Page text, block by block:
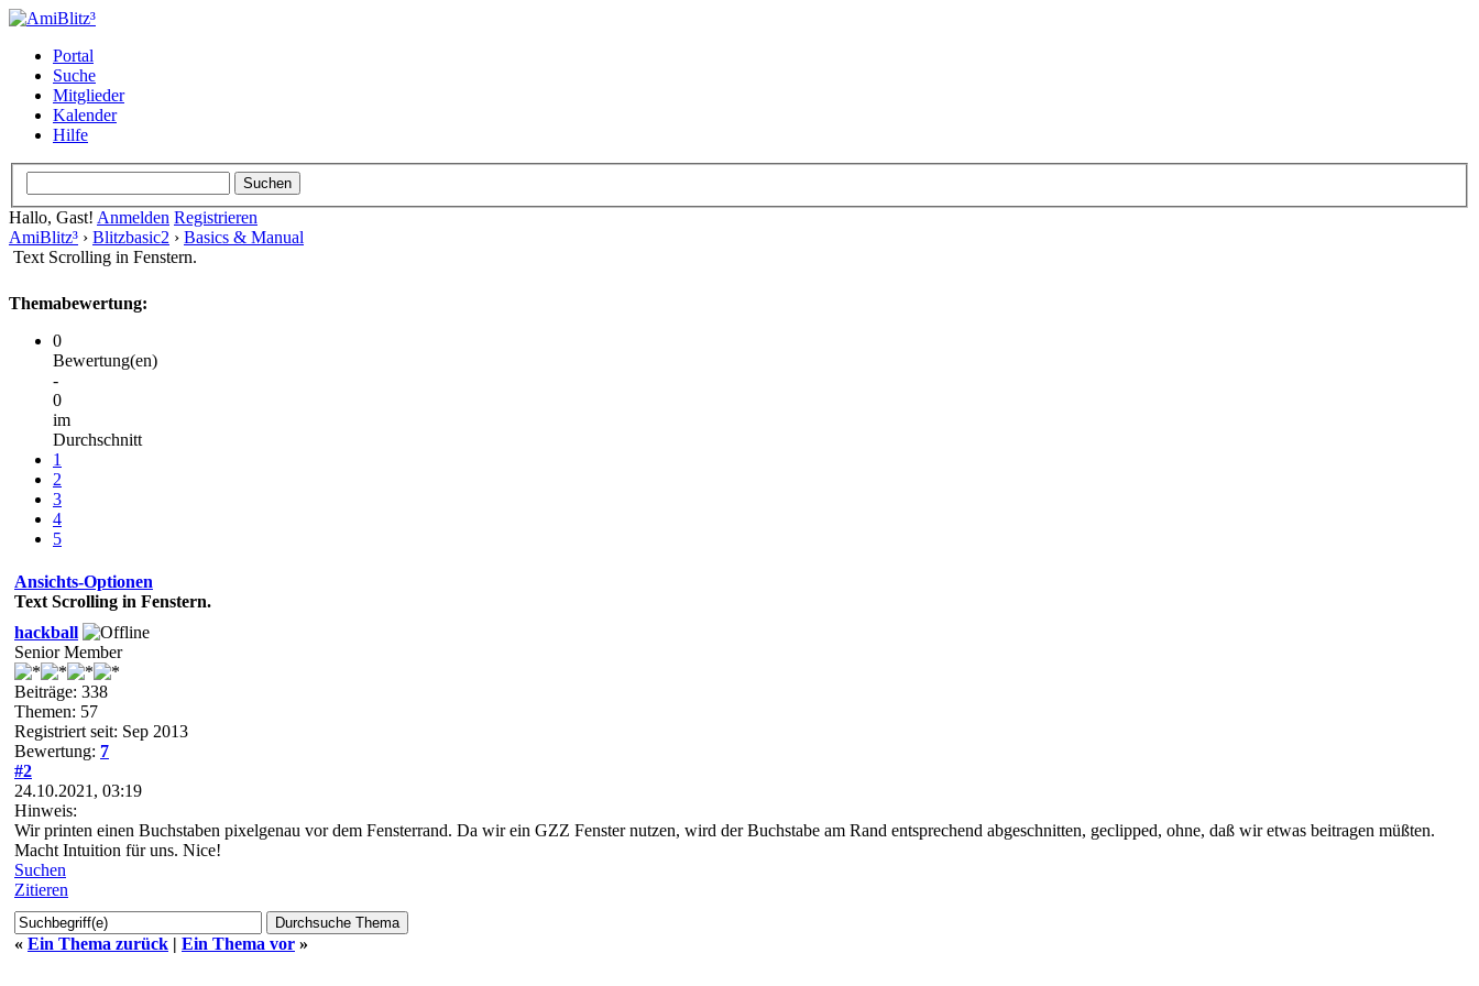
Portal
Suche
Mitglieder
Kalender
Hilfe
Hallo, Gast! Anmelden Registrieren
AmiBlitz³ › Blitzbasic2 › Basics & Manual
Text Scrolling in Fenstern.
Themabewertung:
0
Bewertung(en)
-
0
im
Durchschnitt
1
2
3
4
5
Ansichts-Optionen
Text Scrolling in Fenstern.
hackball
Senior Member
Beiträge: 338
Themen: 57
Registriert seit: Sep 2013
Bewertung: 7
#2
24.10.2021, 03:19
Hinweis:
Wir printen einen Buchstaben pixelgenau vor dem Fensterrand. Da wir ein GZZ Fenster nutzen, wird der Buchstabe am Rand entsprechend abgeschnitten, geclipped, ohne, daß wir etwas beitragen müßten.
Macht Intuition für uns. Nice!
Suchen
Zitieren
« Ein Thema zurück | Ein Thema vor »